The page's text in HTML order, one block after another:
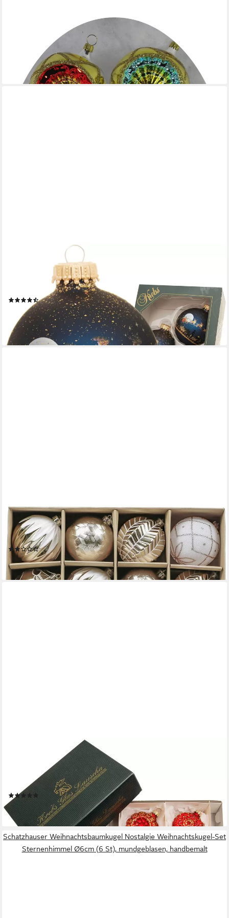
NOSTALGIE CHRISTBAUMSCHMUCK THÜRINGEN
Christbaumschmuck Reflexkugeln 8cm, silbern, gold/bunt (6-
tlg), Reflexkugeln 8cm, silbern, gold/bunt
44,50 €
lieferbar - in 4-5 Werktagen bei dir
Weihnachtsbaumkugel Midnight before Christmas (4 St),
Weihnachtsdeko, Christbaumschmuck, Christbaumkugeln aus
(18)
16,95 € UVP 19,95 €
-15%
lieferbar - in 9-11 Werktagen bei dir
LUXUSKOLLEKTION
Christbaumschmuck Weihnachtskugeln Set 16 TLG 8cm Plastik
Christbaumschmuck Gold Weiss
(1)
73,95 €
lieferbar - in 7-9 Werktagen bei dir
KREBS GLAS LAUSCHA
Christbaumschmuck Glaskugelformen, Breite ca. 5 cm (4-tlg),
Weihnachtsdeko rot, Christbaumkugeln aus Glas,
Weihnachtsbaumkugel
(3)
19,50 €
leider ausverkauft
Schatzhauser Weihnachtsbaumkugel Nostalgie Weihnachtskugel-Set
Sternenhimmel Ø6cm (6 St), mundgeblasen, handbemalt